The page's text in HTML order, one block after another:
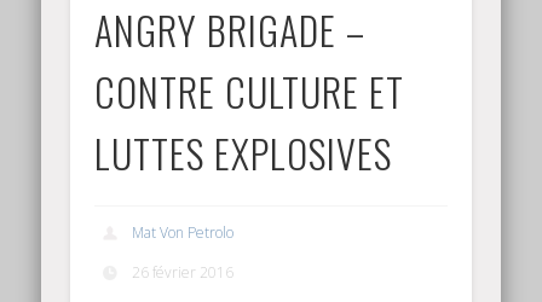
ANGRY BRIGADE –
CONTRE CULTURE ET
LUTTES EXPLOSIVES
Mat Von Petrolo
26 février 2016